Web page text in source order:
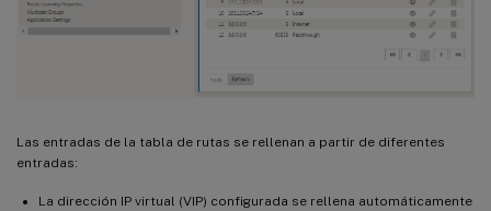
Las entradas de la tabla de rutas se rellenan a partir de diferentes
entradas:
La dirección IP virtual (VIP) configurada se rellena automáticamente